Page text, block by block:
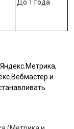
До 1 года
и